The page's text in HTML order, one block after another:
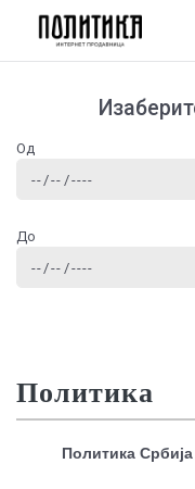
Од
До
Политика
Политика Србија